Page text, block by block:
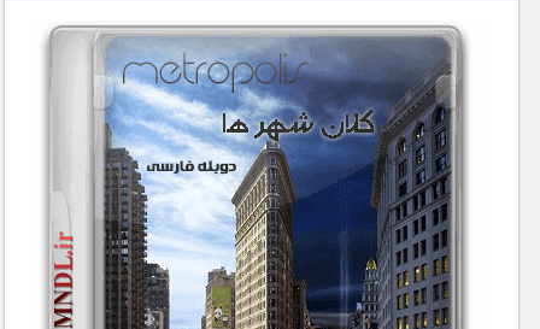
سازه/ معماری/ مهندسی
سرگرمی
شناخت کودکان
طبیعت
علم و فناوری
فرهنگ / هنر
کیهان / نجوم